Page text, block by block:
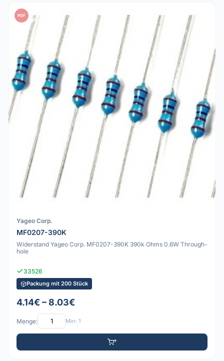
PDF
Yageo Corp.
MF0207-390K
Widerstand Yageo Corp. MF0207-390K 390k Ohms 0.6W Through-
hole
33526
Packung mit 200 Stück
4.14€ – 8.03€
Menge: Min: 1